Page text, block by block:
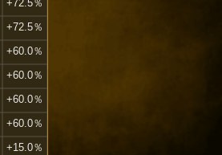
+72.5％
+72.5％
+60.0％
+60.0％
+60.0％
+60.0％
+15.0％